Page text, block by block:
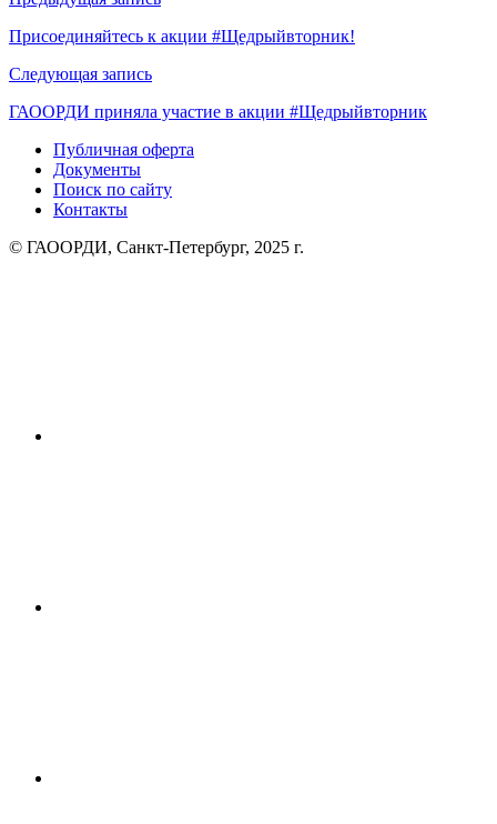
по
записям
Присоединяйтесь к акции #Щедрыйвторник!
Следующая запись
ГАООРДИ приняла участие в акции #Щедрыйвторник
Публичная оферта
Документы
Поиск по сайту
Контакты
© ГАООРДИ, Санкт-Петербург, 2025 г.